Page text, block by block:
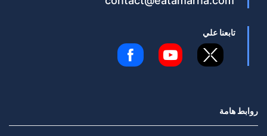
تابعنا علي
روابط هامة